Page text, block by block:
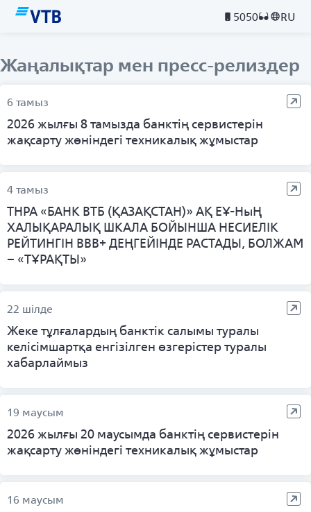
5050 RU
Жаңалықтар мен пресс-релиздер
6 тамыз
2026 жылғы 8 тамызда банктің сервистерін
жақсарту жөніндегі техникалық жұмыстар
4 тамыз
ТНРА «БАНК ВТБ (ҚАЗАҚСТАН)» АҚ ЕҰ-НыҢ
ХАЛЫҚАРАЛЫҚ ШКАЛА БОЙЫНША НЕСИЕЛІК
РЕЙТИНГІН BBB+ ДЕҢГЕЙІНДЕ РАСТАДЫ, БОЛЖАМ
– «ТҰРАҚТЫ»
22 шілде
Жеке тұлғалардың банктік салымы туралы
келісімшартқа енгізілген өзгерістер туралы
хабарлаймыз
19 маусым
2026 жылғы 20 маусымда банктің сервистерін
жақсарту жөніндегі техникалық жұмыстар
16 маусым